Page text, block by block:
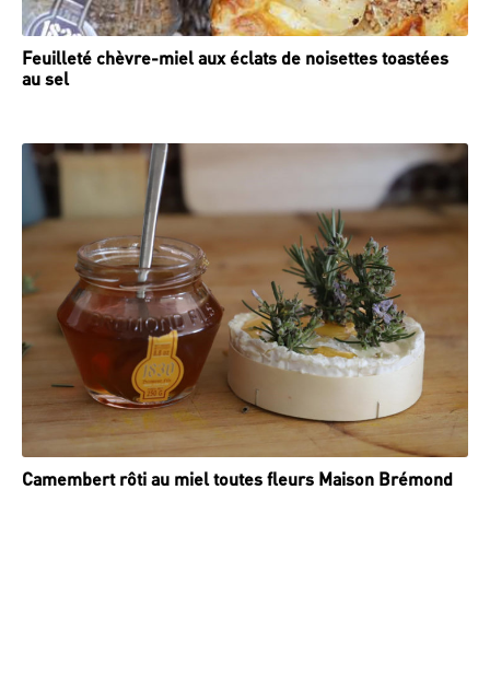
Feuilleté chèvre-miel aux éclats de noisettes toastées
au sel
Camembert rôti au miel toutes fleurs Maison Brémond